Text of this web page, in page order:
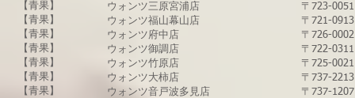
【青果】
​【青果】
【青果】
​【青果】
​【青果】
​【青果】
​【青果】
​ウォンツ三原宮浦店
​ウォンツ福山幕山店
​ウォンツ府中店
​ウォンツ御調店
​ウォンツ竹原店
​ウォンツ大柿店
​ウォンツ音戸波多見店
〒723-
〒721-
〒726-
〒722-
〒725-
〒737-
〒737-